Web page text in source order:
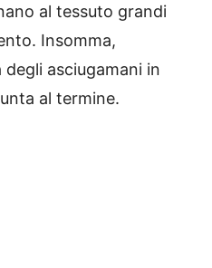
al tessuto grandi
Insomma,
degli asciugamani in
al termine.